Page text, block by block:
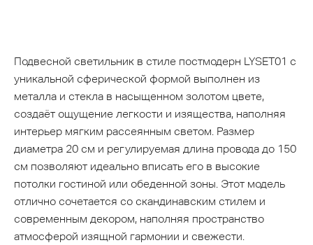
Подвесной светильник в стиле постмодерн LYSET01 с
уникальной сферической формой выполнен из
металла и стекла в насыщенном золотом цвете,
создаёт ощущение легкости и изящества, наполняя
интерьер мягким рассеянным светом. Размер
диаметра 20 см и регулируемая длина провода до 150
см позволяют идеально вписать его в высокие
потолки гостиной или обеденной зоны. Этот модель
отлично сочетается со скандинавским стилем и
современным декором, наполняя пространство
атмосферой изящной гармонии и свежести.